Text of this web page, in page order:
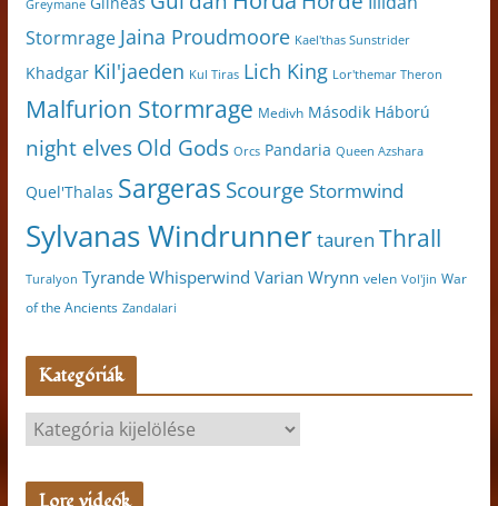
Greymane
Stormrage Jaina Proudmoore Kael'thas Sunstrider
Khadgar Kil'jaeden Kul Tiras Lich King Lor'themar Theron
Malfurion Stormrage Medivh Második Háború
night elves Old Gods Orcs Pandaria Queen Azshara
Quel'Thalas Sargeras Scourge Stormwind
Sylvanas Windrunnertauren Thrall
Turalyon Tyrande Whisperwind Varian Wrynn velen Vol'jin War
of the Ancients Zandalari
Kategóriák
a
t